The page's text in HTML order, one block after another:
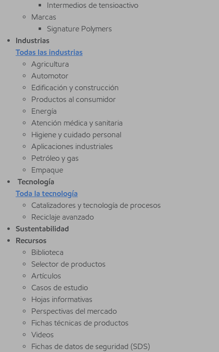
Intermedios de tensioactivo
Marcas
Signature Polymers
Industrias
Todas las industrias
Agricultura
Automotor
Edificación y construcción
Productos al consumidor
Energía
Atención médica y sanitaria
Higiene y cuidado personal
Aplicaciones industriales
Petróleo y gas
Empaque
Tecnología
Toda la tecnología
Catalizadores y tecnología de procesos
Reciclaje avanzado
Sustentabilidad
Recursos
Biblioteca
Selector de productos
Artículos
Casos de estudio
Hojas informativas
Perspectivas del mercado
Fichas técnicas de productos
Videos
Fichas de datos de seguridad (SDS)